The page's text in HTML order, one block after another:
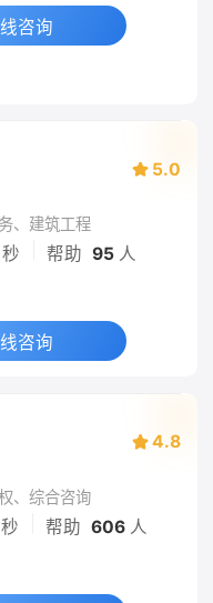
咨询
5.0
、建筑工程
帮助 95人
咨询
4.8
、综合咨询
帮助 606人